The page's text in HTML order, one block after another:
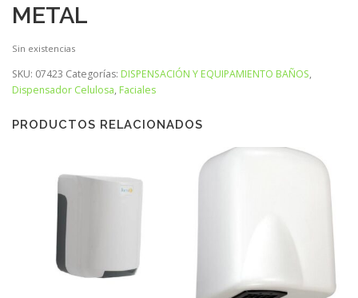
METAL
Sin existencias
SKU: 07423 Categorías: DISPENSACIÓN Y EQUIPAMIENTO BAÑOS,
Dispensador Celulosa, Faciales
PRODUCTOS RELACIONADOS